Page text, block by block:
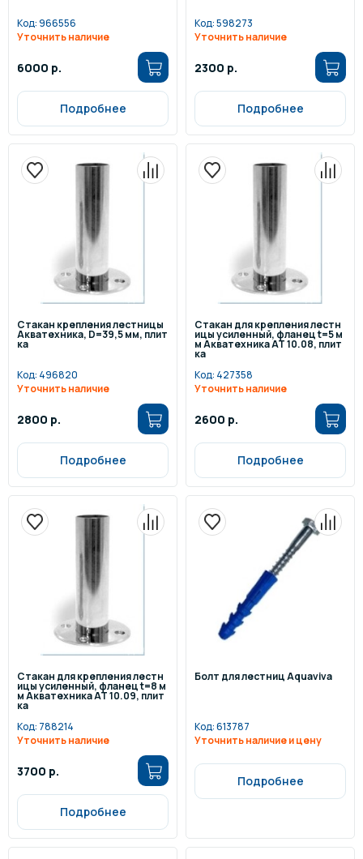
Код:966556
Уточнить наличие
6000 р.
Подробнее
Код:598273
Уточнить наличие
2300 р.
Подробнее
Стакан крепления лестницы
Акватехника, D=39,5 мм, плит
ка
Код: 496820
Уточнить наличие
2800 р.
Подробнее
Стакан для крепления лестн
ицы усиленный, фланец t=5 м
м Акватехника АТ 10.08, плит
ка
Код: 427358
Уточнить наличие
2600 р.
Подробнее
Стакан для крепления лестн
ицы усиленный, фланец t=8 м
м Акватехника АТ 10.09, плит
ка
Код: 788214
Уточнить наличие
3700 р.
Подробнее
Болт для лестниц Aquaviva
Код:613787
Уточнить наличие и цену
Подробнее